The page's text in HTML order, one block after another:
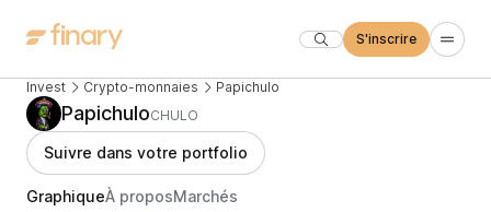
S'inscrire
Invest Crypto-monnaies Papichulo
PapichuloCHULO
Suivre dans votre portfolio
GraphiqueÀ proposMarchés